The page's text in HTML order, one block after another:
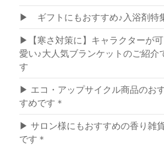
▶ ギフトにもおすすめ♪入浴剤特
▶【寒さ対策に】キャラクターが可
愛い♪大人気ブランケットのご紹介
す
▶ エコ・アップサイクル商品のお
すめです＊
▶ サロン様にもおすすめの香り雑
です＊